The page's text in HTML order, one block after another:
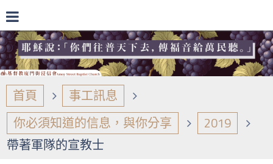
首頁
事工訊息
你必須知道的信息，與你分享
2019
帶著軍隊的宣教士